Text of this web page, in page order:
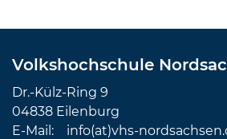
Volkshochschule
Dr.-Külz-Ring 9
04838 Eilenburg
E-Mail: info(at)vhs-